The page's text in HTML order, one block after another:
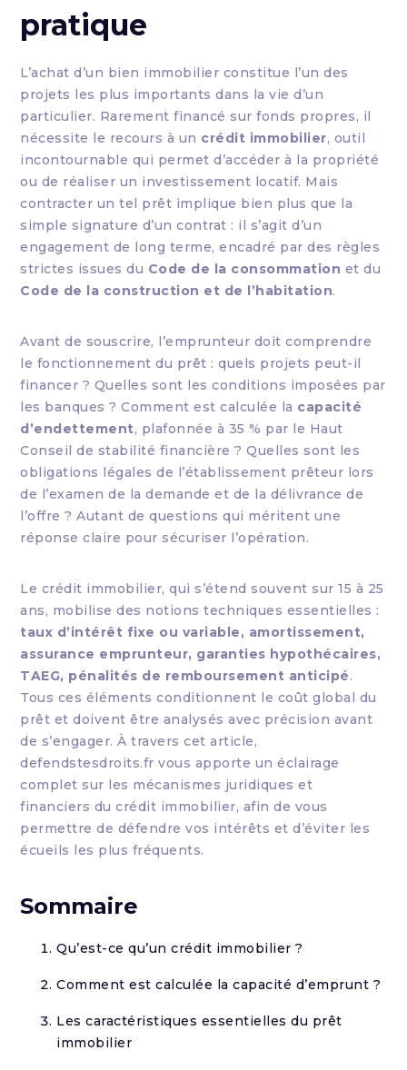
pratique
L’achat d’un bien immobilier constitue l’un des
projets les plus importants dans la vie d’un
particulier. Rarement financé sur fonds propres, il
nécessite le recours à un crédit immobilier, outil
incontournable qui permet d’accéder à la propriété
ou de réaliser un investissement locatif. Mais
contracter un tel prêt implique bien plus que la
simple signature d’un contrat : il s’agit d’un
engagement de long terme, encadré par des règles
strictes issues du Code de la consommation et du
Code de la construction et de l’habitation.
Avant de souscrire, l’emprunteur doit comprendre
le fonctionnement du prêt : quels projets peut-il
financer ? Quelles sont les conditions imposées par
les banques ? Comment est calculée la capacité
d’endettement, plafonnée à 35 % par le Haut
Conseil de stabilité financière ? Quelles sont les
obligations légales de l’établissement prêteur lors
de l’examen de la demande et de la délivrance de
l’offre ? Autant de questions qui méritent une
réponse claire pour sécuriser l’opération.
Le crédit immobilier, qui s’étend souvent sur 15 à 25
ans, mobilise des notions techniques essentielles :
taux d’intérêt fixe ou variable, amortissement,
assurance emprunteur, garanties hypothécaires,
TAEG, pénalités de remboursement anticipé.
Tous ces éléments conditionnent le coût global du
prêt et doivent être analysés avec précision avant
de s’engager. À travers cet article,
defendstesdroits.fr vous apporte un éclairage
complet sur les mécanismes juridiques et
financiers du crédit immobilier, afin de vous
permettre de défendre vos intérêts et d’éviter les
écueils les plus fréquents.
Sommaire
Qu’est-ce qu’un crédit immobilier ?
Comment est calculée la capacité d’emprunt ?
Les caractéristiques essentielles du prêt
immobilier